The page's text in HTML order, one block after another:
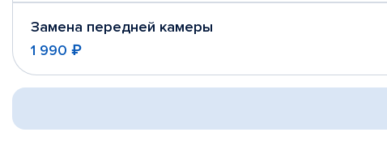
Замена передней камеры
1 990 ₽